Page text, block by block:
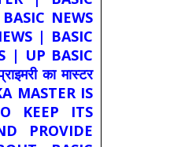
NEWS
| BASIC
| UP BASIC
का मास्टर
MASTER IS
KEEP ITS
PROVIDE